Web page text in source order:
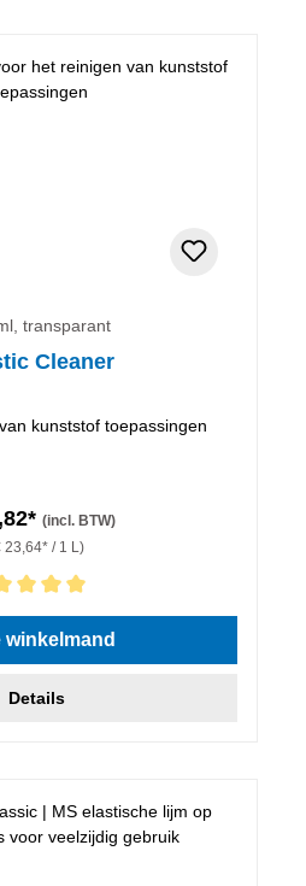
transparant
Cleaner
kunststof toepassingen
(incl. BTW)
23,64* / 1 L)
van 5 van 5 sterren
winkelmand
Details